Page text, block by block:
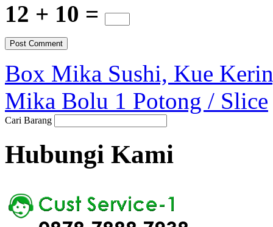
12 + 10 =
Box Mika Sushi, Kue
Mika Bolu 1 Potong / Slice
Cari Barang
Hubungi Kami